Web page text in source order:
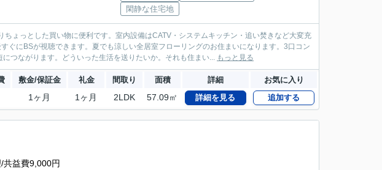
閑静な住宅地
ょっとした買い物に便利です。室内設備はCATV・システムキッチン・追い焚きなど大変充
ぐにBSが視聴できます。夏でも涼しい全居室フローリングのお住まいになります。3口コン
つながります。どういった生活を送りたいか。それも住まい... もっと見る
敷金/保証金 礼金 間取り 面積 詳細 お気に入り
1ヶ月 1ヶ月 2LDK 57.09㎡ 詳細を見る 追加する
共益費9,000円